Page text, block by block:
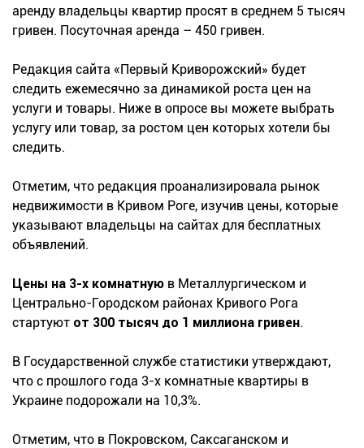
аренду владельцы квартир просят в среднем 5 тысяч
гривен. Посуточная аренда – 450 гривен.
Редакция сайта «Первый Криворожский» будет
следить ежемесячно за динамикой роста цен на
услуги и товары. Ниже в опросе вы можете выбрать
услугу или товар, за ростом цен которых хотели бы
следить.
Отметим, что редакция проанализировала рынок
недвижимости в Кривом Роге, изучив цены, которые
указывают владельцы на сайтах для бесплатных
объявлений.
Цены на 3-х комнатную в Металлургическом и
Центрально-Городском районах Кривого Рога
стартуют от 300 тысяч до 1 миллиона гривен.
В Государственной службе статистики утверждают,
что с прошлого года 3-х комнатные квартиры в
Украине подорожали на 10,3%.
Отметим, что в Покровском, Саксаганском и